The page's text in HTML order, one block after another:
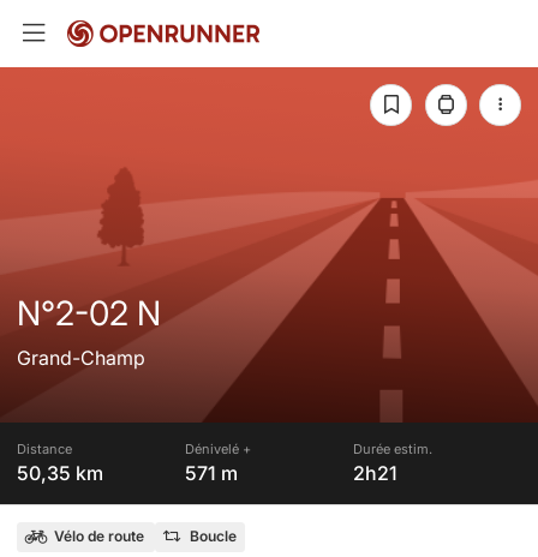
N°2-02 N
Grand-Champ
Distance
50,35 km
Dénivelé +
571 m
Durée estim.
2h21
Vélo de route Boucle